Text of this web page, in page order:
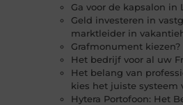
Ga voor de kapsalon in
Geld investeren in
marktleider in
Grafmonument
Het bedrijf voor al uw
Het belang van
kies het juiste systeem
Hytera Portofoon: Het